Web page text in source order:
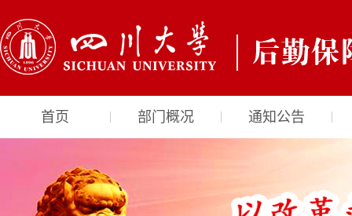
首页 部门概况 通知公告